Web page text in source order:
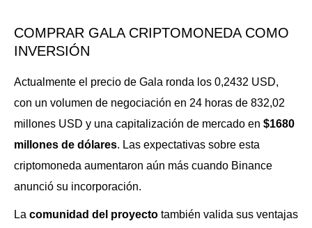
COMPRAR GALA CRIPTOMONEDA COMO
INVERSIÓN
Actualmente el precio de Gala ronda los 0,2432 USD,
con un volumen de negociación en 24 horas de 832,02
millones USD y una capitalización de mercado en $1680
millones de dólares. Las expectativas sobre esta
criptomoneda aumentaron aún más cuando Binance
anunció su incorporación.
La comunidad del proyecto también valida sus ventajas